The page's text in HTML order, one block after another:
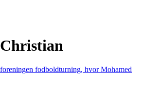
Christian